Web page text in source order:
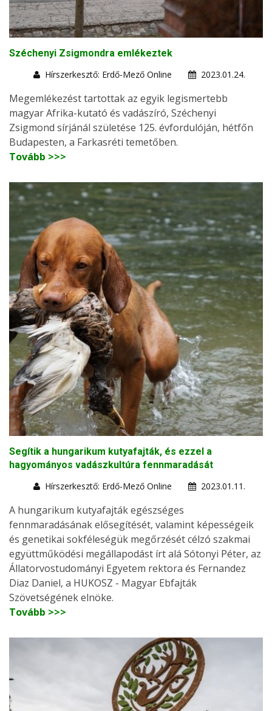
Széchenyi Zsigmondra emlékeztek
Hírszerkesztő: Erdő-Mező Online
2023.01.24.
Megemlékezést tartottak az egyik legismertebb
magyar Afrika-kutató és vadászíró, Széchenyi
Zsigmond sírjánál születése 125. évfordulóján, hétfőn
Budapesten, a Farkasréti temetőben.
Tovább >>>
Segítik a hungarikum kutyafajták, és ezzel a
hagyományos vadászkultúra fennmaradását
Hírszerkesztő: Erdő-Mező Online
2023.01.11.
A hungarikum kutyafajták egészséges
fennmaradásának elősegítését, valamint képességeik
és genetikai sokféleségük megőrzését célzó szakmai
együttműködési megállapodást írt alá Sótonyi Péter, az
Állatorvostudományi Egyetem rektora és Fernandez
Diaz Daniel, a HUKOSZ - Magyar Ebfajták
Szövetségének elnöke.
Tovább >>>